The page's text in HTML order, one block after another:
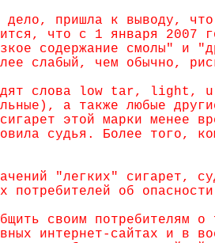
дело, пришла к выводу,
что с 1 января 2007
смолы" и
слабый, чем обычно,
слова low tar,
а также любые
этой марки менее
судья. Более того,
"легких" сигарет,
потребителей об
своим потребителям
интернет-сайтах и в